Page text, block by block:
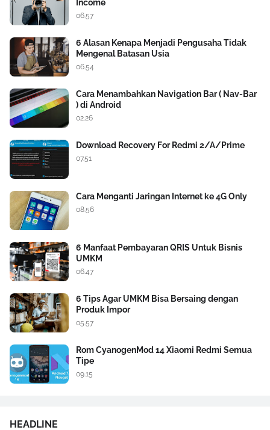
Income
06.57
6 Alasan Kenapa Menjadi Pengusaha Tidak
Mengenal Batasan Usia
06.54
Cara Menambahkan Navigation Bar ( Nav-Bar
) di Android
02.26
Download Recovery For Redmi 2/A/Prime
07.51
Cara Menganti Jaringan Internet ke 4G Only
08.56
6 Manfaat Pembayaran QRIS Untuk Bisnis
UMKM
06.47
6 Tips Agar UMKM Bisa Bersaing dengan
Produk Impor
05.57
Rom CyanogenMod 14 Xiaomi Redmi Semua
Tipe
09.15
HEADLINE